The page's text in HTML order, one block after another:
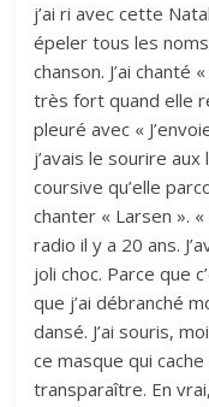
j’ai ri avec cette
épeler tous les
chanson. J’ai chanté
très fort quand elle
pleuré avec «
j’avais le sourire
coursive qu’elle
chanter « Larsen ».
radio il y a 20 ans.
joli choc. Parce que
que j’ai débranché
dansé. J’ai souris,
ce masque qui
transparaître. En